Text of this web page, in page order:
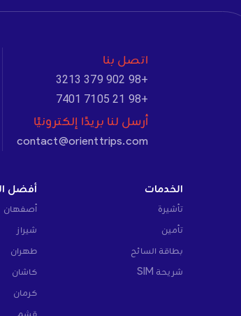
اتصل بنا
+98 902 379 3213
+98 21 7105 7401
أرسل لنا بريدًا إلكترونيًا
contact@orienttrips.com
الخدمات
تأشيرة
تأمين
بطاقة السائح
شريحة SIM
أفضل
أصفهان
شيراز
طهران
كاشان
كرمان
قشم